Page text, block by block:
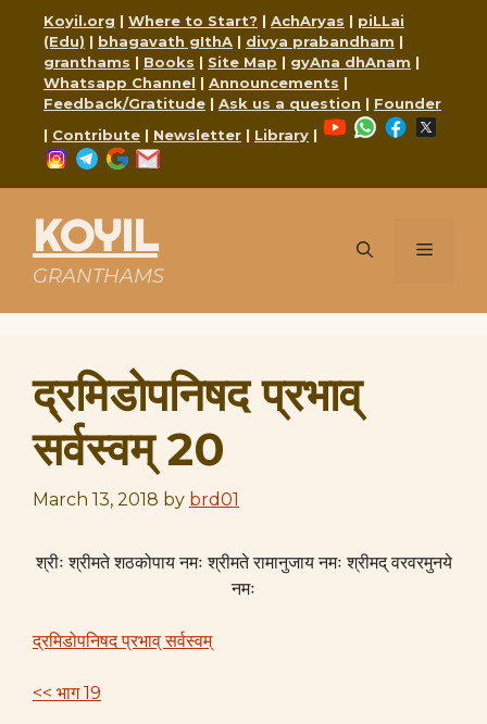
content
Koyil.org | Where to Start? | AchAryas | piLLai
(Edu) | bhagavath gIthA | divya prabandham |
granthams | Books | Site Map | gyAna dhAnam |
Whatsapp Channel | Announcements |
Feedback/Gratitude | Ask us a question | Founder
| Contribute | Newsletter | Library |
YouTubeWhatsApp
Facebook
Instagram
Telegram
Google
KOYIL
GRANTHAMS
Menu
द्रमिडोपनिषद प्रभाव्
सर्वस्वम् 20
March 13, 2018 by brd01
श्रीः श्रीमते शठकोपाय नमः श्रीमते रामानुजाय नमः श्रीमद् वरवरमुनये
नमः
द्रमिडोपनिषद प्रभाव् सर्वस्वम्
<< भाग 19